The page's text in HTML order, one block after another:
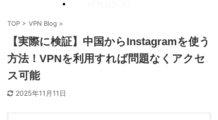
TOP > VPN Blog >
【実際に検証】中国からInstagramを使う
方法！VPNを利用すれば問題なくアクセ
ス可能
2025年11月11日